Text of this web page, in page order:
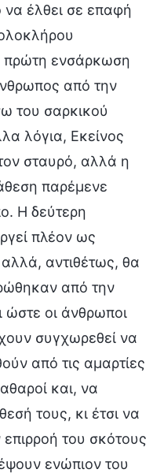
να έλθει σε επαφή
πρώτη ενσάρκωση
από την
του σαρκικού
λόγια, Εκείνος
σταυρό, αλλά η
παρέμενε
Η δεύτερη
πλέον ως
αντιθέτως, θα
από την
ώστε οι άνθρωποι
συγχωρεθεί να
από τις αμαρτίες
και, να
τους, κι έτσι να
του σκότους
ενώπιον του